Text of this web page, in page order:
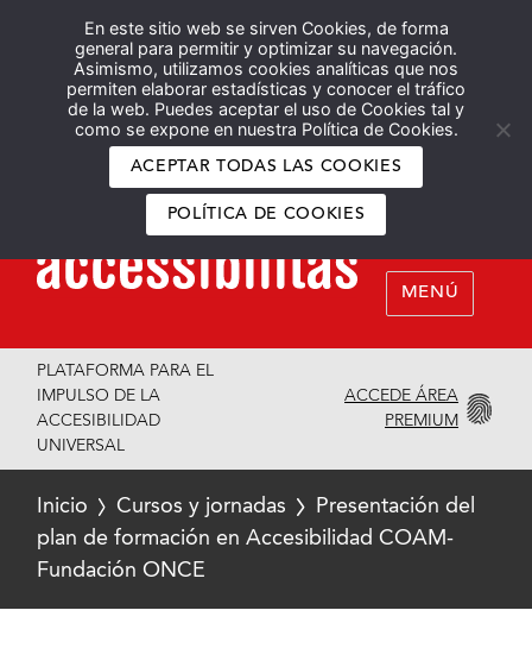
En este sitio web se sirven Cookies, de forma
general para permitir y optimizar su navegación.
Asimismo, utilizamos cookies analíticas que nos
permiten elaborar estadísticas y conocer el tráfico
de la web. Puedes aceptar el uso de Cookies tal y
como se expone en nuestra Política de Cookies.
ACEPTAR TODAS LAS COOKIES
POLÍTICA DE COOKIES
Español English
MENÚ
PLATAFORMA PARA EL
IMPULSO DE LA
ACCESIBILIDAD
UNIVERSAL
ACCEDE ÁREA
PREMIUM
Inicio Cursos y jornadas
Presentación del
plan de formación en Accesibilidad COAM-
Fundación ONCE